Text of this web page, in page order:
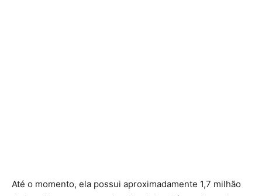
Até o momento, ela possui aproximadamente 1,7 milhão